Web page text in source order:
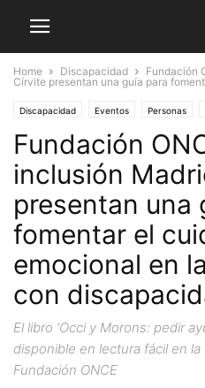
Home Discapacidad
Fundación
Círvite presentan una guía para
Discapacidad Eventos Personas
Fundación
inclusión
presentan una
fomentar el
emocional en
con
El libro ‘Occi y Morons: pedir
disponible en lectura fácil en
Fundación ONCE